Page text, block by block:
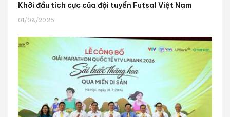
Khởi đầu tích cực của đội tuyển Futsal Việt Nam
01/08/2026